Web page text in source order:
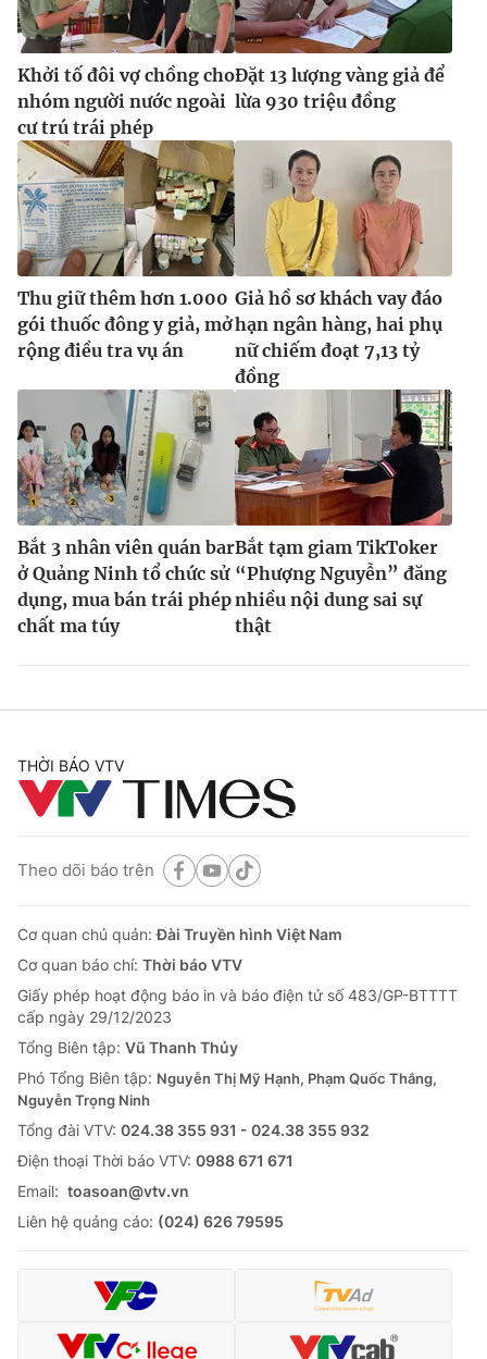
Khởi tố đôi vợ chồng cho
nhóm người nước ngoài
cư trú trái phép
Đặt 13 lượng vàng giả để
lừa 930 triệu đồng
Thu giữ thêm hơn 1.000
gói thuốc đông y giả, mở
rộng điều tra vụ án
Giả hồ sơ khách vay đáo
hạn ngân hàng, hai phụ
nữ chiếm đoạt 7,13 tỷ
đồng
Bắt 3 nhân viên quán bar
ở Quảng Ninh tổ chức sử
dụng, mua bán trái phép
chất ma túy
Bắt tạm giam TikToker
“Phượng Nguyễn” đăng
nhiều nội dung sai sự
thật
THỜI BÁO VTV
Theo dõi báo trên
Cơ quan chủ quản:Đài Truyền hình Việt Nam
Cơ quan báo chí: Thời báo VTV
Giấy phép hoạt động báo in và báo điện tử số 483/GP-BTTTT
cấp ngày 29/12/2023
Tổng Biên tập: Vũ Thanh Thủy
Phó Tổng Biên tập: Nguyễn Thị Mỹ Hạnh, Phạm Quốc Thắng,
Nguyễn Trọng Ninh
Tổng đài VTV: 024.38 355 931 - 024.38 355 932
Ðiện thoại Thời báo VTV: 0988 671 671
Email: toasoan@vtv.vn
Liên hệ quảng cáo: (024) 626 79595